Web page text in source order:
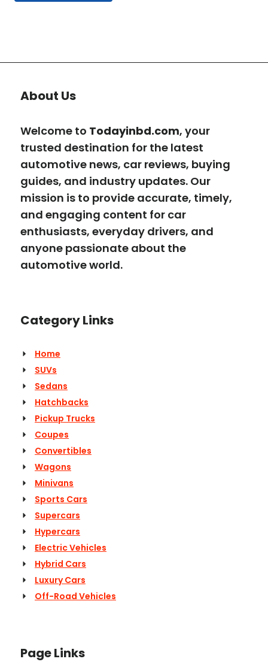
About Us
Welcome to Todayinbd.com, your
trusted destination for the latest
automotive news, car reviews, buying
guides, and industry updates. Our
mission is to provide accurate, timely,
and engaging content for car
enthusiasts, everyday drivers, and
anyone passionate about the
automotive world.
Category Links
Home
SUVs
Sedans
Hatchbacks
Pickup Trucks
Coupes
Convertibles
Wagons
Minivans
Sports Cars
Supercars
Hypercars
Electric Vehicles
Hybrid Cars
Luxury Cars
Off-Road Vehicles
Page Links